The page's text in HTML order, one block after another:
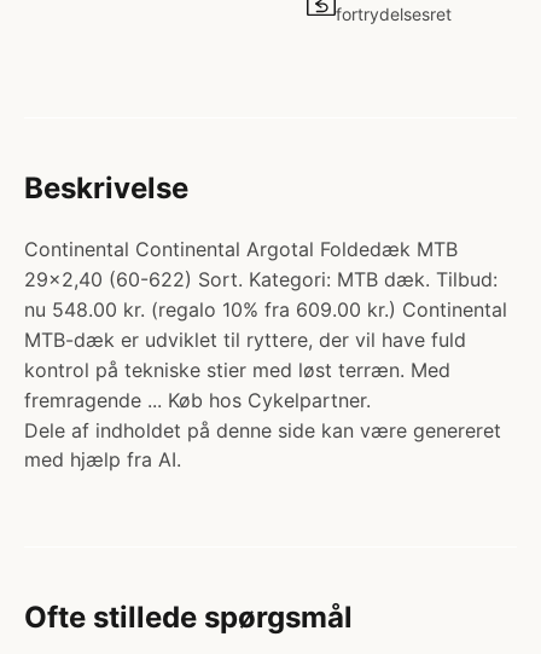
fortrydelsesret
Beskrivelse
Continental Continental Argotal Foldedæk MTB
29x2,40 (60-622) Sort. Kategori: MTB dæk. Tilbud:
nu 548.00 kr. (regalo 10% fra 609.00 kr.) Continental
MTB-dæk er udviklet til ryttere, der vil have fuld
kontrol på tekniske stier med løst terræn. Med
fremragende ... Køb hos Cykelpartner.
Dele af indholdet på denne side kan være genereret
med hjælp fra AI.
Ofte stillede spørgsmål